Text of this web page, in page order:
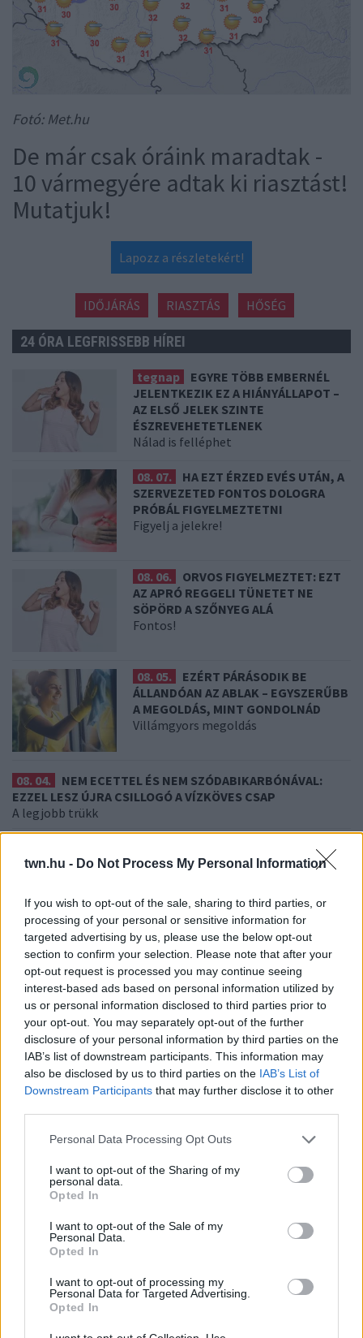
twn.hu - Do Not Process My Personal Information
If you wish to opt-out of the sale, sharing to third parties, or
processing of your personal or sensitive information for
targeted advertising by us, please use the below opt-out
section to confirm your selection. Please note that after your
opt-out request is processed you may continue seeing
interest-based ads based on personal information utilized by
us or personal information disclosed to third parties prior to
your opt-out. You may separately opt-out of the further
disclosure of your personal information by third parties on the
IAB’s list of downstream participants. This information may
also be disclosed by us to third parties on the IAB’s List of
Downstream Participants that may further disclose it to other
Please note that this website/app uses one or more Google
not limited to your visit or usage behaviour. You may click to
grant or deny consent to Google and its third-party tags to
use your data for below specified purposes in below Google
consent section.
Personal Data Processing Opt Outs
I want to opt-out of the Sharing of my
personal data.
Opted In
I want to opt-out of the Sale of my
Personal Data.
Opted In
I want to opt-out of processing my
Personal Data for Targeted Advertising.
Opted In
Fotó: Met.hu
De már csak óráink maradtak -
10 vármegyére adtak ki riasztást!
Mutatjuk!
Lapozz a részletekért!
IDŐJÁRÁS RIASZTÁS HŐSÉG
24 ÓRA LEGFRISSEBB HÍREI
tegnap
EGYRE TÖBB EMBERNÉL
JELENTKEZIK EZ A HIÁNYÁLLAPOT –
AZ ELSŐ JELEK SZINTE
ÉSZREVEHETETLENEK
Nálad is felléphet
08. 07.
HA EZT ÉRZED EVÉS UTÁN, A
SZERVEZETED FONTOS DOLOGRA
PRÓBÁL FIGYELMEZTETNI
Figyelj a jelekre!
08. 06.
ORVOS FIGYELMEZTET: EZT
AZ APRÓ REGGELI TÜNETET NE
SÖPÖRD A SZŐNYEG ALÁ
Fontos!
08. 05.
EZÉRT PÁRÁSODIK BE
ÁLLANDÓAN AZ ABLAK – EGYSZERŰBB
A MEGOLDÁS, MINT GONDOLNÁD
Villámgyors megoldás
08. 04.
NEM ECETTEL ÉS NEM SZÓDABIKARBÓNÁVAL:
EZZEL LESZ ÚJRA CSILLOGÓ A VÍZKÖVES CSAP
A legjobb trükk
RENDKÍVÜL MAGAS ÉRZELMI INTELLIGENCIÁRA UTALHAT
08. 02.
SOKAN ROSSZUL TÁROLJÁK A GYÓGYSZEREIKET –
EMIATT CSÖKKENHET A HATÁSUK
Érdemes odafigyelni rá
08. 01.
EGYRE TÖBB FIATALNÁL JELENTKEZIK EZ A
VITAMINHIÁNY – ILYEN JELEKRE FIGYELJ
Erre figyelj!
24 ÓRA TOVÁBBI HÍREI
24 óra
Egyre több embernél jelentkezik ez a hiányállapot – az